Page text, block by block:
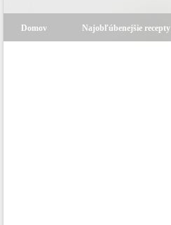
Domov Najobľúbenejšie recepty